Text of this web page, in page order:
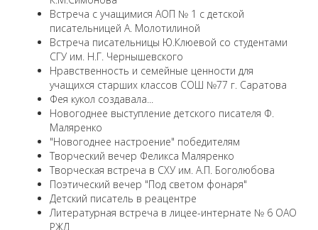
Встреча с учащимися АОП № 1 с детской
писательницей А. Молотилиной
Встреча писательницы Ю.Клюевой со студентами
СГУ им. Н.Г. Чернышевского
Нравственность и семейные ценности для
учащихся старших классов СОШ №77 г. Саратова
Фея кукол создавала...
Новогоднее выступление детского писателя Ф.
Маляренко
"Новогоднее настроение" победителям
Творческий вечер Феликса Маляренко
Творческая встреча в СХУ им. А.П. Боголюбова
Поэтический вечер "Под светом фонаря"
Детский писатель в реацентре
Литературная встреча в лицее-интернате № 6 ОАО
РЖД